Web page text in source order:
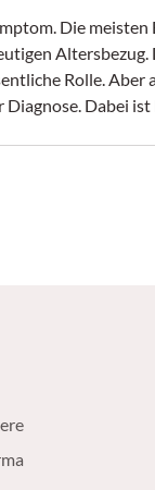
Die meisten
Rolle. Aber
Dabei ist